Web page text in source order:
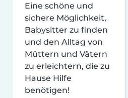
Eine schöne und
sichere Möglichkeit,
Babysitter zu finden
und den Alltag von
Müttern und Vätern
zu erleichtern, die zu
Hause Hilfe
benötigen!